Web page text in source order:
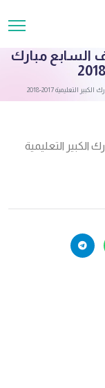
السابع مبارك
التعليمية 2017-2018
الكبير التعليمية